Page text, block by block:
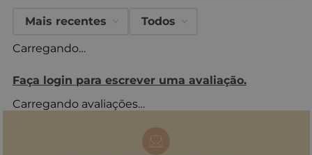
Carregando…
Faça login para escrever uma avaliação.
Mais recentes Todos
Carregando avaliações…